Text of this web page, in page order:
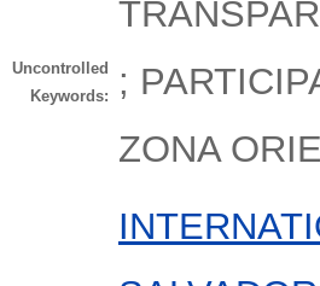
Uncontrolled
Keywords:
;
ZONA